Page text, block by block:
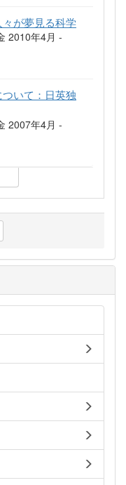
が夢見る科学
2010年4月 -
いて：日英独
2007年4月 -